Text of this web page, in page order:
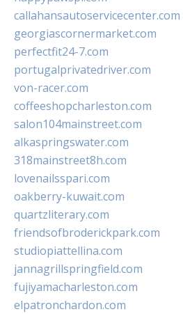
callahansautoservicecenter.com
georgiascornermarket.com
perfectfit24-7.com
portugalprivatedriver.com
von-racer.com
coffeeshopcharleston.com
salon104mainstreet.com
alkaspringswater.com
318mainstreet8h.com
lovenailsspari.com
oakberry-kuwait.com
quartzliterary.com
friendsofbroderickpark.com
studiopiattellina.com
jannagrillspringfield.com
fujiyamacharleston.com
elpatronchardon.com